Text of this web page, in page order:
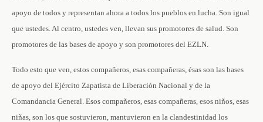
apoyo de todos y representan ahora a todos los pueblos en lucha. Son igual
que ustedes. Al centro, ustedes ven, llevan sus promotores de salud. Son
promotores de las bases de apoyo y son promotores del EZLN.
Todo esto que ven, estos compañeros, esas compañeras, ésas son las bases
de apoyo del Ejército Zapatista de Liberación Nacional y de la
Comandancia General. Esos compañeros, esas compañeras, esos niños, esas
niñas, son los que sostuvieron, mantuvieron en la clandestinidad los